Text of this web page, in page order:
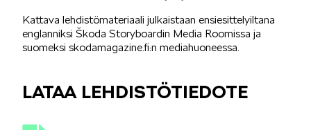
KAASUAUTOT
Kattava lehdistömateriaali julkaistaan ensiesittelyiltana
englanniksi Škoda Storyboardin Media Roomissa ja
suomeksi skodamagazine.fi:n mediahuoneessa.
LATAA LEHDISTÖTIEDOTE